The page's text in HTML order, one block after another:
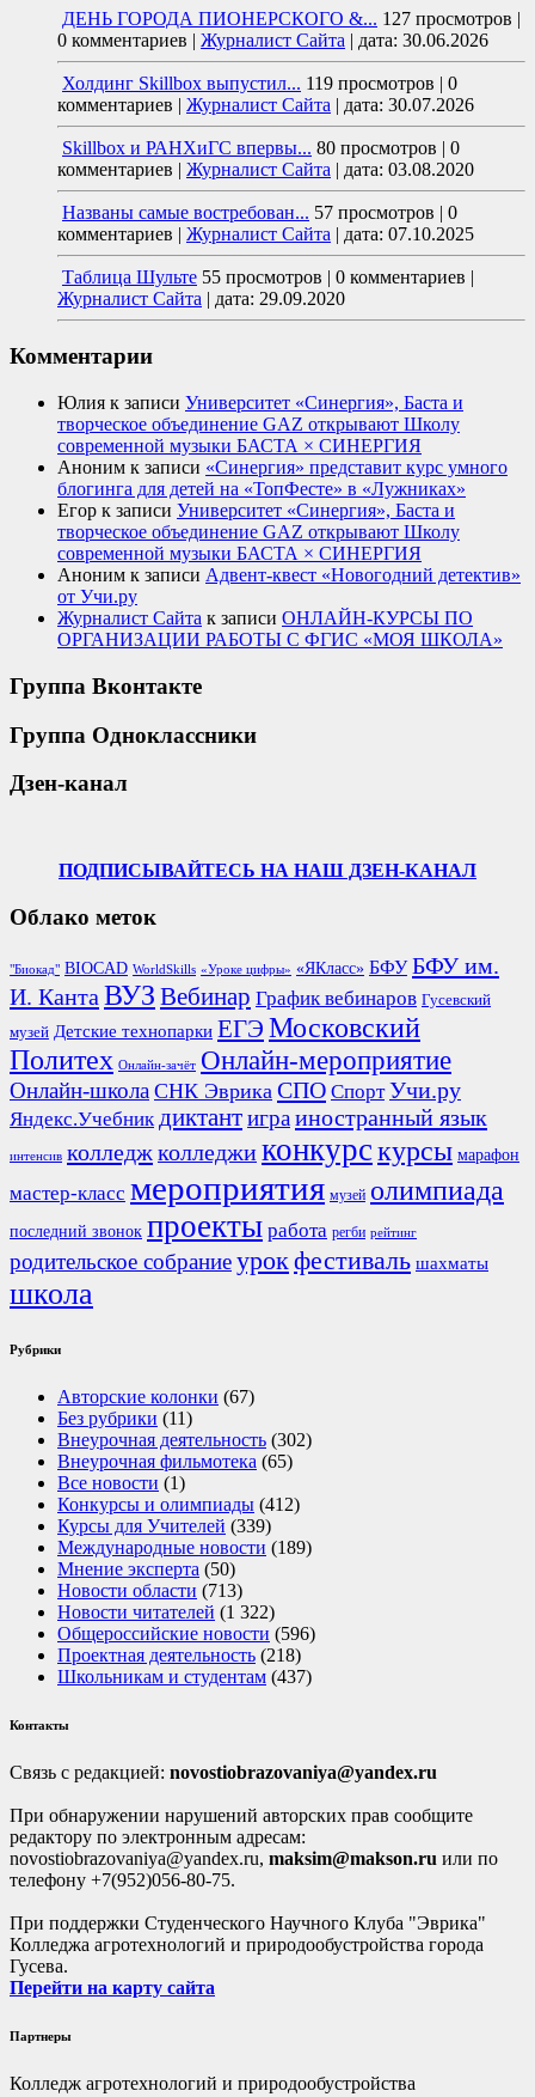
ДЕНЬ ГОРОДА ПИОНЕРСКОГО &... 127 просмотров |
0 комментариев | Журналист Сайта | дата: 30.06.2026
Холдинг Skillbox выпустил... 119 просмотров | 0
комментариев | Журналист Сайта | дата: 30.07.2026
Skillbox и РАНХиГС впервы... 80 просмотров | 0
комментариев | Журналист Сайта | дата: 03.08.2020
Названы самые востребован... 57 просмотров | 0
комментариев | Журналист Сайта | дата: 07.10.2025
Таблица Шульте 55 просмотров | 0 комментариев |
Журналист Сайта | дата: 29.09.2020
Комментарии
Юлия к записи Университет «Синергия», Баста и
творческое объединение GAZ открывают Школу
современной музыки БАСТА × СИНЕРГИЯ
Аноним к записи «Синергия» представит курс умного
блогинга для детей на «ТопФесте» в «Лужниках»
Егор к записи Университет «Синергия», Баста и
творческое объединение GAZ открывают Школу
современной музыки БАСТА × СИНЕРГИЯ
Аноним к записи Адвент-квест «Новогодний детектив»
от Учи.ру
Журналист Сайта к записи ОНЛАЙН-КУРСЫ ПО
ОРГАНИЗАЦИИ РАБОТЫ С ФГИС «МОЯ ШКОЛА»
Группа Вконтакте
Группа Одноклассники
Дзен-канал
ПОДПИСЫВАЙТЕСЬ НА НАШ ДЗЕН-КАНАЛ
Облако меток
"Биокад" BIOCAD WorldSkills «Уроке цифры» «ЯКласс» БФУ БФУ им.
И. КантаВУЗ Вебинар График вебинаров Гусевский
музей Детские технопарки ЕГЭ Московский
Политех Онлайн-зачёт Онлайн-мероприятие
Онлайн-школа СНК Эврика СПО Спорт Учи.ру
Яндекс.Учебник диктантиграиностранный язык
интенсив колледжколледжиконкурскурсы марафон
мастер-класс мероприятия музей олимпиада
последний звонок проекты работа регби рейтинг
родительское собраниеурокфестиваль шахматы
школа
Рубрики
Авторские колонки (67)
Без рубрики (11)
Внеурочная деятельность (302)
Внеурочная фильмотека (65)
Все новости (1)
Конкурсы и олимпиады (412)
Курсы для Учителей (339)
Международные новости (189)
Мнение эксперта (50)
Новости области (713)
Новости читателей (1 322)
Общероссийские новости (596)
Проектная деятельность (218)
Школьникам и студентам (437)
Контакты
Связь с редакцией: novostiobrazovaniya@yandex.ru
При обнаружении нарушений авторских прав сообщите
редактору по электронным адресам:
novostiobrazovaniya@yandex.ru, maksim@makson.ru или по
телефону +7(952)056-80-75.
При поддержки Студенческого Научного Клуба "Эврика"
Колледжа агротехнологий и природообустройства города
Гусева.
Перейти на карту сайта
Партнеры
Колледж агротехнологий и природообустройства